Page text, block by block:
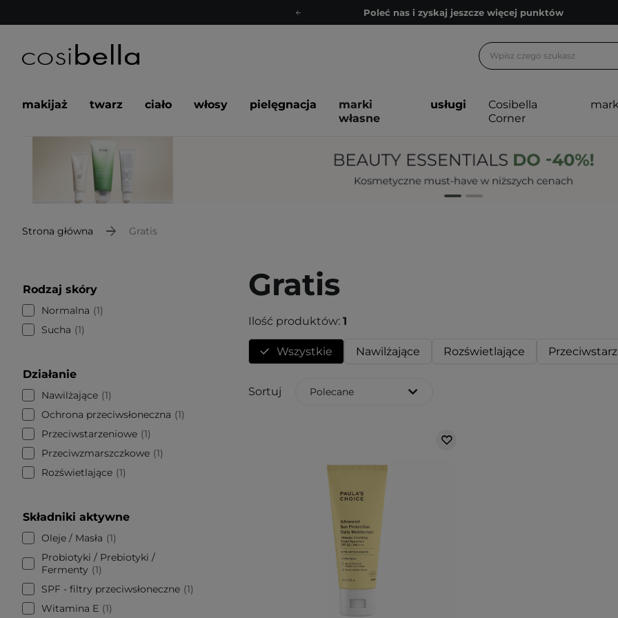
Poleć nas i zyskaj jeszcze więcej punktów
Bezpłatne konsultacje kosmetologiczne
Poleć nas i zyskaj jeszcze więcej punktów
makijaż twarz ciało włosy pielęgnacja
marki
własne
usługi
Cosibella
Corner
Strona główna Gratis
Rodzaj skóry
Normalna
1
Sucha
1
Działanie
Nawilżające 1
Ochrona przeciwsłoneczna
1
Przeciwstarzeniowe 1
Przeciwzmarszczkowe 1
Rozświetlające 1
Składniki aktywne
Oleje / Masła
1
Probiotyki / Prebiotyki /
Fermenty
1
SPF - filtry przeciwsłoneczne 1
Witamina E 1
Gratis
Ilość produktów: 1
Wszystkie Nawilżające Rozświetlające
Sortuj Polecane